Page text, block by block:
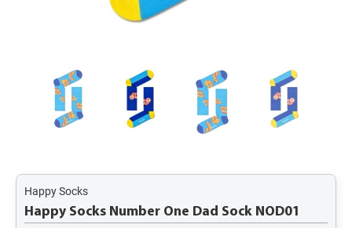
Happy Socks
Happy Socks Number One Dad Sock NOD01